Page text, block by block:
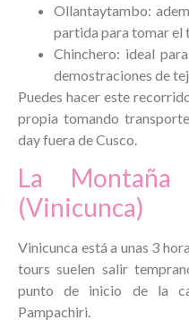
Ollantaytambo:
partida para tomar el
Chinchero: ideal
demostraciones de
Puedes hacer este
propia tomando
day fuera de Cusco.
La
(Vinicunca)
Vinicunca está a unas 3
tours suelen salir
punto de inicio de la
Pampachiri.